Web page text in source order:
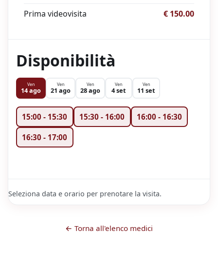
Prima videovisita
€ 150.00
Disponibilità
Ven
14 ago
Ven
21 ago
Ven
28 ago
Ven
4 set
Ven
11 set
15:00 - 15:30 15:30 - 16:00 16:00 - 16:30
16:30 - 17:00
Seleziona data e orario per prenotare la visita.
← Torna all'elenco medici